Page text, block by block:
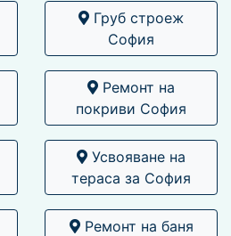
Груб строеж
София
Ремонт на
покриви София
Усвояване на
тераса за София
Ремонт на баня